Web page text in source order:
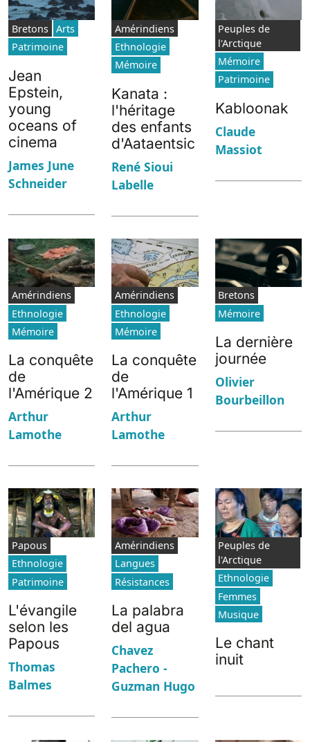
Bretons
Arts
Patrimoine
Jean
Epstein,
young
oceans of
cinema
James June
Schneider
Amérindiens
Ethnologie
Mémoire
Kanata :
l'héritage
des enfants
d'Aataentsic
René Sioui
Labelle
Peuples de
l'Arctique
Mémoire
Patrimoine
Kabloonak
Claude
Massiot
Amérindiens
Ethnologie
Mémoire
La conquête
de
l'Amérique 2
Arthur
Lamothe
Amérindiens
Ethnologie
Mémoire
La conquête
de
l'Amérique 1
Arthur
Lamothe
Bretons
Mémoire
La dernière
journée
Olivier
Bourbeillon
Papous
Ethnologie
Patrimoine
L'évangile
selon les
Papous
Thomas
Balmes
Amérindiens
Langues
Résistances
La palabra
del agua
Chavez
Pachero -
Guzman Hugo
Peuples de
l'Arctique
Ethnologie
Femmes
Musique
Le chant
inuit